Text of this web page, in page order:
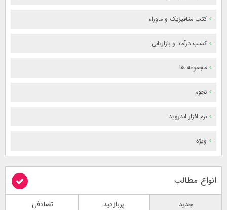
کتب متافیزیک و ماوراء
کسب درآمد و بازاریابی
مجموعه ها
نجوم
نرم افزار اندروید
ویژه
انواع مطالب
جدید پربازدید تصادفی